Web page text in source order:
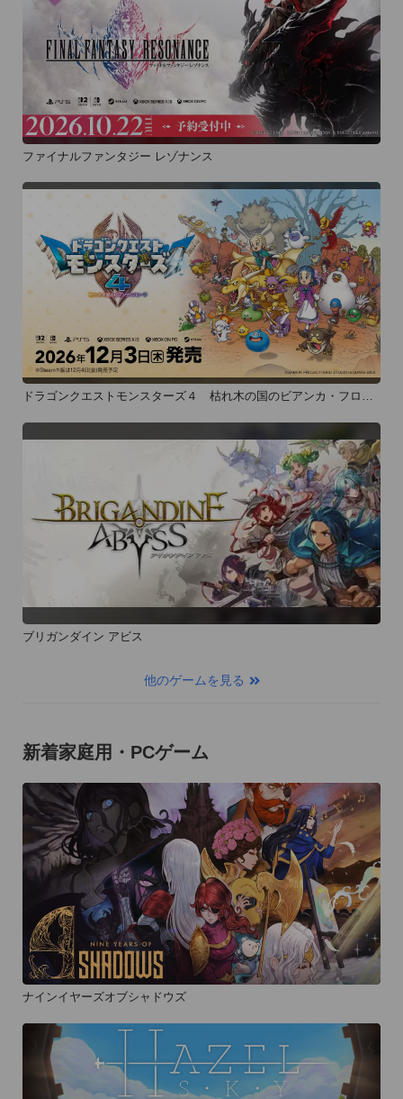
ファイナルファンタジー レゾナンス
ドラゴンクエストモンスターズ４ 枯れ木の国のビアンカ・フロー
ブリガンダイン アビス
他のゲームを見る
新着家庭用・PCゲーム
ナインイヤーズオブシャドウズ